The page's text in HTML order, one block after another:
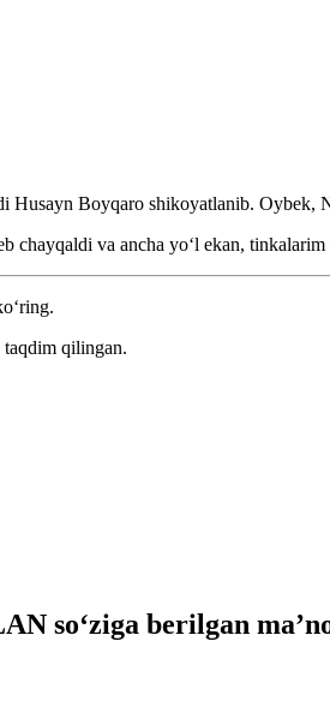
Husayn Boyqaro shikoyatlanib. Oybek,
chayqaldi va ancha yoʻl ekan,
qilingan.
so‘ziga berilgan